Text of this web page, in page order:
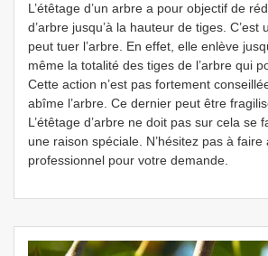
L’étêtage d’un arbre a pour objectif de
d’arbre jusqu’à la hauteur de tiges.
peut tuer l’arbre. En effet, elle enlève
même la totalité des tiges de l’arbre qui
Cette action n’est pas fortement
abîme l’arbre. Ce dernier peut être
L’étêtage d’arbre ne doit pas sur cela se
une raison spéciale. N’hésitez pas à
professionnel pour votre demande.